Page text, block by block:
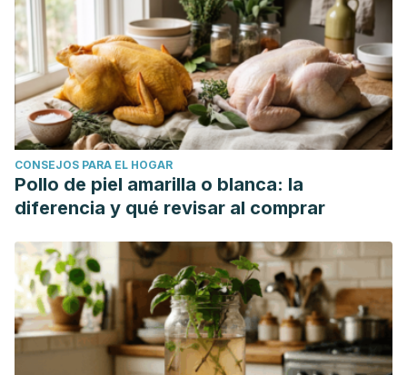
CONSEJOS PARA EL HOGAR
Pollo de piel amarilla o blanca: la
diferencia y qué revisar al comprar